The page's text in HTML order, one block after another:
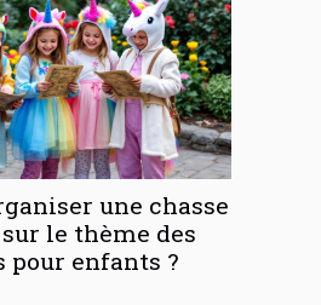
une chasse
le thème des
pour enfants ?